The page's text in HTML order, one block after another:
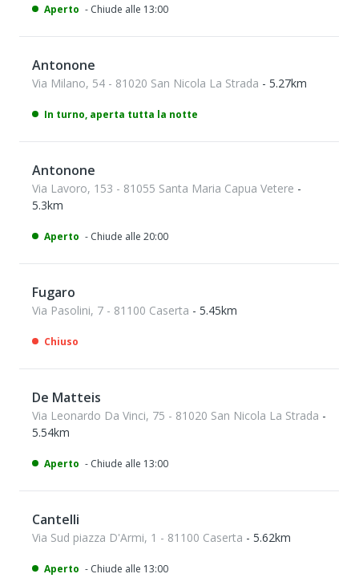
Aperto - Chiude alle 13:00
Antonone
Via Milano, 54 - 81020 San Nicola La Strada - 5.27km
In turno, aperta tutta la notte
Antonone
Via Lavoro, 153 - 81055 Santa Maria Capua Vetere -
5.3km
Aperto - Chiude alle 20:00
Fugaro
Via Pasolini, 7 - 81100 Caserta - 5.45km
Chiuso
De Matteis
Via Leonardo Da Vinci, 75 - 81020 San Nicola La Strada -
5.54km
Aperto - Chiude alle 13:00
Cantelli
Via Sud piazza D'Armi, 1 - 81100 Caserta - 5.62km
Aperto - Chiude alle 13:00